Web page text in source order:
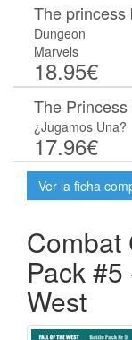
The princess
Dungeon
Marvels
18.95€
The
¿Jugamos Una?
17.96€
Ver la ficha
Combat
Pack
West